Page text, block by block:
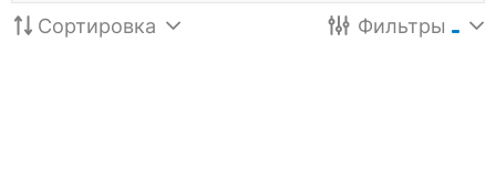
Сортировка Фильтры